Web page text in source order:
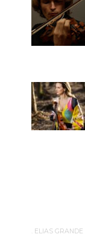
. ELIAS GRANDE